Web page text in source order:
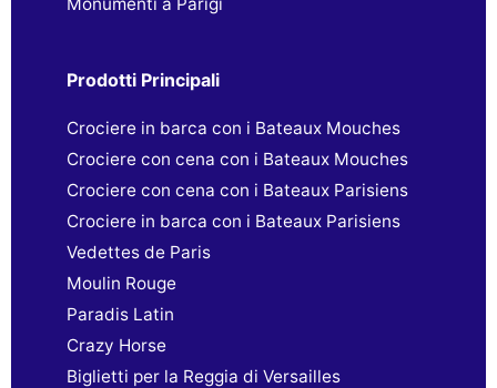
Prodotti Principali
Crociere in barca con i Bateaux Mouches
Crociere con cena con i Bateaux Mouches
Crociere con cena con i Bateaux Parisiens
Crociere in barca con i Bateaux Parisiens
Vedettes de Paris
Moulin Rouge
Paradis Latin
Crazy Horse
Biglietti per la Reggia di Versailles